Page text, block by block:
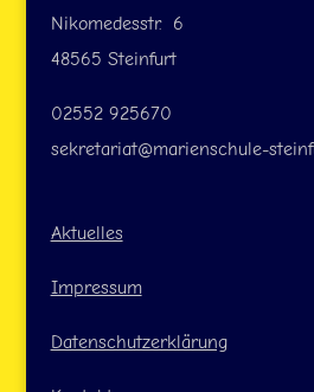
Nikomedesstr. 6
48565 Steinfurt
02552 925670
sekretariat@marienschule-
Aktuelles
Impressum
Datenschutzerklärung